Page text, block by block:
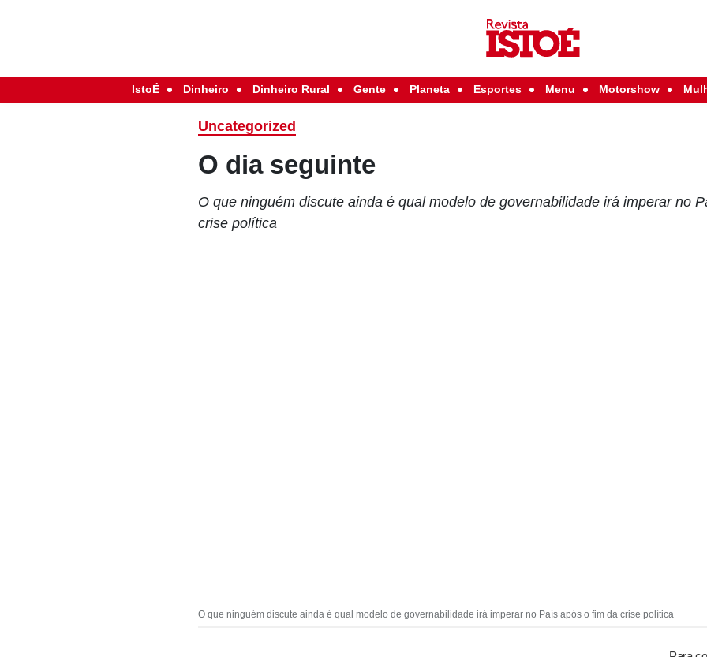
IstoÉ Dinheiro Dinheiro Rural Gente Planeta Esportes Menu Motorshow
Uncategorized
O dia seguinte
O que ninguém discute ainda é qual modelo de governabilidade irá imperar no
crise política
O que ninguém discute ainda é qual modelo de governabilidade irá imperar no País após o fim da crise política